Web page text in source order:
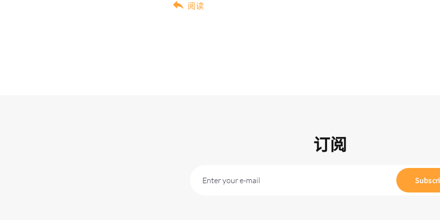
阅读
订阅
Enter your e-mail